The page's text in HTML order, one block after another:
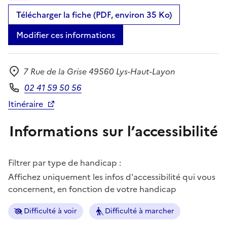
Télécharger la fiche (PDF, environ 35 Ko)
Modifier ces informations
Adresse
7 Rue de la Grise 49560 Lys-Haut-Layon
Téléphone
02 41 59 50 56
Itinéraire
Informations sur l’accessibilité
Filtrer par type de handicap :
Affichez uniquement les infos d'accessibilité qui vous
concernent, en fonction de votre handicap
Difficulté à voir Difficulté à marcher